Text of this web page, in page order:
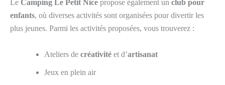
Le Camping Le Petit Nice propose également un club pour
enfants, où diverses activités sont organisées pour divertir les
plus jeunes. Parmi les activités proposées, vous trouverez :
Ateliers de créativité et d’artisanat
Jeux en plein air